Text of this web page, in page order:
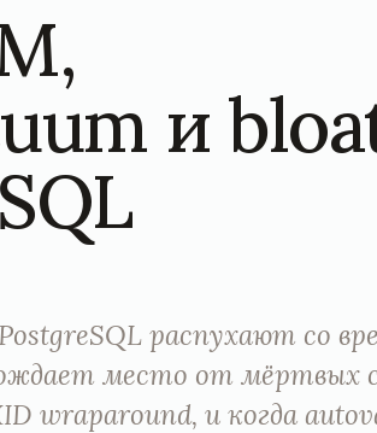
и
распухают со
место от мёртвых
wraparound, и когда